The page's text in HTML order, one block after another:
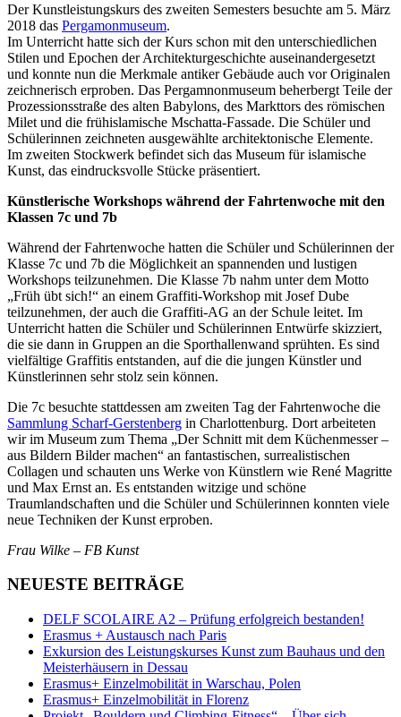
Der Kunstleistungskurs des zweiten Semesters besuchte am 5. März
2018 das Pergamonmuseum.
Im Unterricht hatte sich der Kurs schon mit den unterschiedlichen
Stilen und Epochen der Architekturgeschichte auseinandergesetzt
und konnte nun die Merkmale antiker Gebäude auch vor Originalen
zeichnerisch erproben. Das Pergamnonmuseum beherbergt Teile der
Prozessionsstraße des alten Babylons, des Markttors des römischen
Milet und die frühislamische Mschatta-Fassade. Die Schüler und
Schülerinnen zeichneten ausgewählte architektonische Elemente.
Im zweiten Stockwerk befindet sich das Museum für islamische
Kunst, das eindrucksvolle Stücke präsentiert.
Künstlerische Workshops während der Fahrtenwoche mit den
Klassen 7c und 7b
Während der Fahrtenwoche hatten die Schüler und Schülerinnen der
Klasse 7c und 7b die Möglichkeit an spannenden und lustigen
Workshops teilzunehmen. Die Klasse 7b nahm unter dem Motto
„Früh übt sich!“ an einem Graffiti-Workshop mit Josef Dube
teilzunehmen, der auch die Graffiti-AG an der Schule leitet. Im
Unterricht hatten die Schüler und Schülerinnen Entwürfe skizziert,
die sie dann in Gruppen an die Sporthallenwand sprühten. Es sind
vielfältige Graffitis entstanden, auf die die jungen Künstler und
Künstlerinnen sehr stolz sein können.
Die 7c besuchte stattdessen am zweiten Tag der Fahrtenwoche die
Sammlung Scharf-Gerstenberg in Charlottenburg. Dort arbeiteten
wir im Museum zum Thema „Der Schnitt mit dem Küchenmesser –
aus Bildern Bilder machen“ an fantastischen, surrealistischen
Collagen und schauten uns Werke von Künstlern wie René Magritte
und Max Ernst an. Es entstanden witzige und schöne
Traumlandschaften und die Schüler und Schülerinnen konnten viele
neue Techniken der Kunst erproben.
Frau Wilke – FB Kunst
NEUESTE BEITRÄGE
DELF SCOLAIRE A2 – Prüfung erfolgreich bestanden!
Erasmus + Austausch nach Paris
Exkursion des Leistungskurses Kunst zum Bauhaus und den
Meisterhäusern in Dessau
Erasmus+ Einzelmobilität in Warschau, Polen
Erasmus+ Einzelmobilität in Florenz